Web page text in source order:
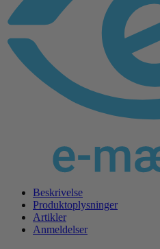
Beskrivelse
Produktoplysninger
Artikler
Anmeldelser